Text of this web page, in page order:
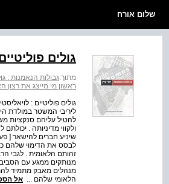
שלום אורח
גולים
מתוך:גבולות הנאמנות :
ראשון מי מייצג את רצון
גולים פוליטיים :
ליריבי המשטר במולדת
להטיל עליהם סנקציות
ולקווי מדיניותה .
שיניע חברים להישאר [
לבסס את הדימוי שלהם
זהותם הלאומית . לגבי
מנותקים ממגע עם
מנהלים מאבק מתמיד
הלאומי שלהם ... אל